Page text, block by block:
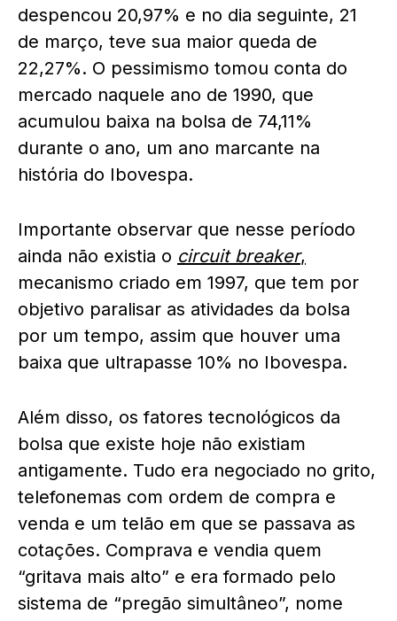
despencou 20,97% e no dia seguinte, 21
de março, teve sua maior queda de
22,27%. O pessimismo tomou conta do
mercado naquele ano de 1990, que
acumulou baixa na bolsa de 74,11%
durante o ano, um ano marcante na
história do Ibovespa.
Importante observar que nesse período
ainda não existia o circuit breaker,
mecanismo criado em 1997, que tem por
objetivo paralisar as atividades da bolsa
por um tempo, assim que houver uma
baixa que ultrapasse 10% no Ibovespa.
Além disso, os fatores tecnológicos da
bolsa que existe hoje não existiam
antigamente. Tudo era negociado no grito,
telefonemas com ordem de compra e
venda e um telão em que se passava as
cotações. Comprava e vendia quem
“gritava mais alto” e era formado pelo
sistema de “pregão simultâneo”, nome